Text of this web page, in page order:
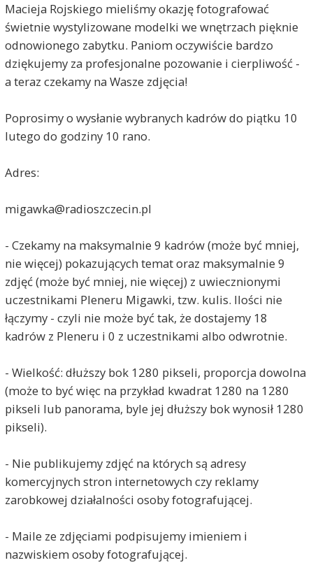
Macieja Rojskiego mieliśmy okazję fotografować
świetnie wystylizowane modelki we wnętrzach pięknie
odnowionego zabytku. Paniom oczywiście bardzo
dziękujemy za profesjonalne pozowanie i cierpliwość -
a teraz czekamy na Wasze zdjęcia!
Poprosimy o wysłanie wybranych kadrów do piątku 10
lutego do godziny 10 rano.
Adres:
migawka@radioszczecin.pl
- Czekamy na maksymalnie 9 kadrów (może być mniej,
nie więcej) pokazujących temat oraz maksymalnie 9
zdjęć (może być mniej, nie więcej) z uwiecznionymi
uczestnikami Pleneru Migawki, tzw. kulis. Ilości nie
łączymy - czyli nie może być tak, że dostajemy 18
kadrów z Pleneru i 0 z uczestnikami albo odwrotnie.
- Wielkość: dłuższy bok 1280 pikseli, proporcja dowolna
(może to być więc na przykład kwadrat 1280 na 1280
pikseli lub panorama, byle jej dłuższy bok wynosił 1280
pikseli).
- Nie publikujemy zdjęć na których są adresy
komercyjnych stron internetowych czy reklamy
zarobkowej działalności osoby fotografującej.
- Maile ze zdjęciami podpisujemy imieniem i
nazwiskiem osoby fotografującej.